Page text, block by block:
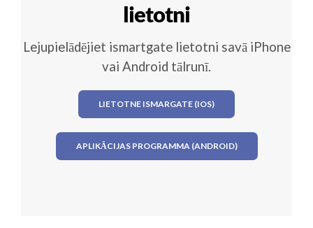
lietotni
Lejupielādējiet ismartgate lietotni savā iPhone
vai Android tālrunī.
LIETOTNE ISMARGATE (IOS)
APLIKĀCIJAS PROGRAMMA (ANDROID)